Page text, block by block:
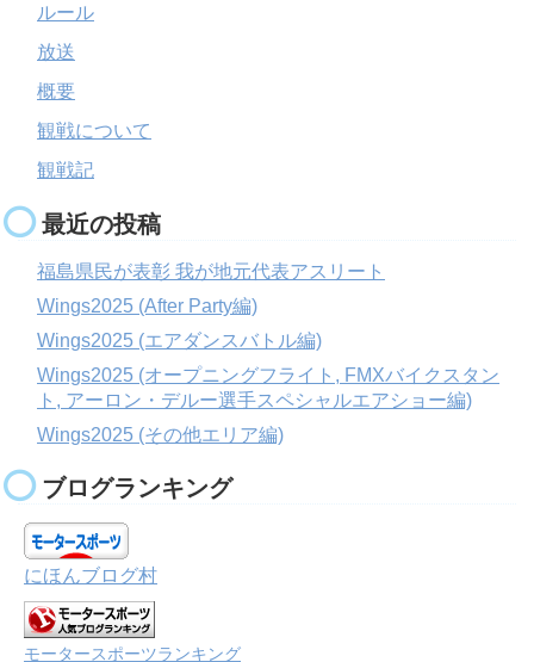
ルール
放送
概要
観戦について
観戦記
最近の投稿
福島県民が表彰 我が地元代表アスリート
Wings2025 (After Party編)
Wings2025 (エアダンスバトル編)
Wings2025 (オープニングフライト, FMXバイクスタン
ト, アーロン・デルー選手スペシャルエアショー編)
Wings2025 (その他エリア編)
ブログランキング
にほんブログ村
モータースポーツランキング